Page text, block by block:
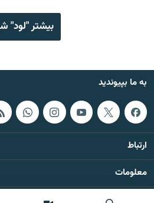
بیشتر "لود"
به ما بپیوندید
ارتباط
معلومات